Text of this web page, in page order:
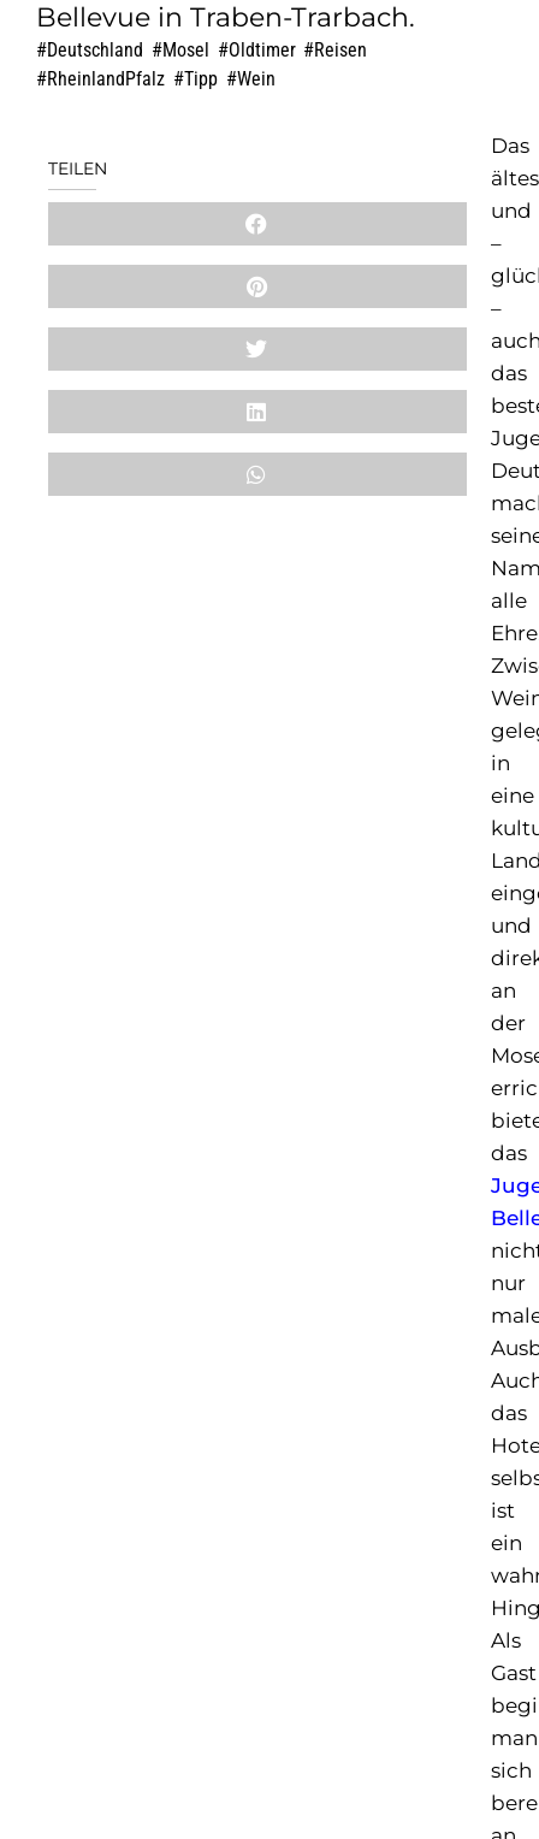
Bellevue in Traben-Trarbach.
Deutschland Mosel Oldtimer, Reisen
RheinlandPfalz
Tipp Wein
TEILEN
Das
und
–
–
das
alle
in
eine
und
an
der
das
nur
das
ist
ein
Als
Gast
man
sich